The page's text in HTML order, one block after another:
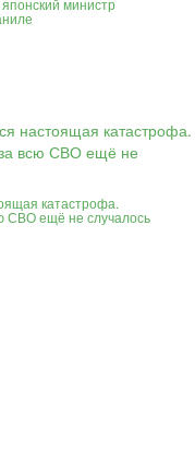
министр
катастрофа.
СВО ещё не случалось